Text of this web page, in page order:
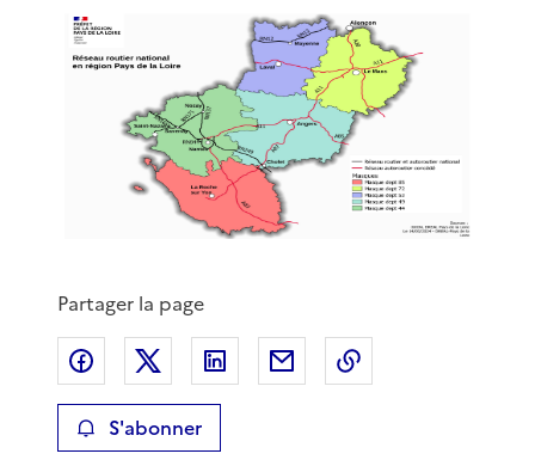
Partager la page
Partager sur Facebook
Partager sur XPartager sur LinkedIn
Partager par email
S'abonner